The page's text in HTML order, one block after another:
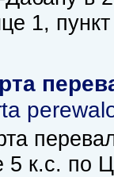
1,
5 к.с. по